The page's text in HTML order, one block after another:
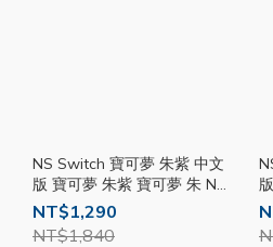
NS Switch 寶可夢 朱紫 中文
版 寶可夢 朱紫 寶可夢 朱 NS
NT$1,290
NT$1,840
3